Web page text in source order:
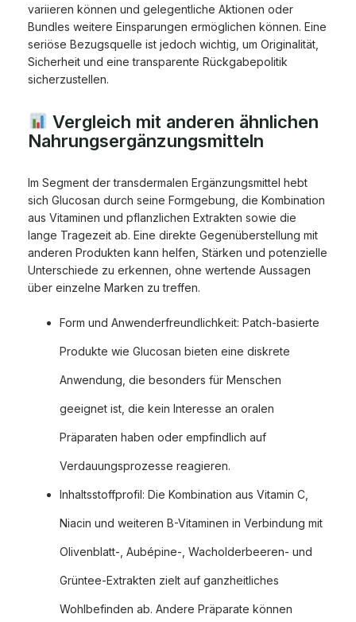
variieren können und gelegentliche Aktionen oder
Bundles weitere Einsparungen ermöglichen können. Eine
seriöse Bezugsquelle ist jedoch wichtig, um Originalität,
Sicherheit und eine transparente Rückgabepolitik
sicherzustellen.
Vergleich mit anderen ähnlichen
Nahrungsergänzungsmitteln
Im Segment der transdermalen Ergänzungsmittel hebt
sich Glucosan durch seine Formgebung, die Kombination
aus Vitaminen und pflanzlichen Extrakten sowie die
lange Tragezeit ab. Eine direkte Gegenüberstellung mit
anderen Produkten kann helfen, Stärken und potenzielle
Unterschiede zu erkennen, ohne wertende Aussagen
über einzelne Marken zu treffen.
Form und Anwenderfreundlichkeit: Patch-basierte
Produkte wie Glucosan bieten eine diskrete
Anwendung, die besonders für Menschen
geeignet ist, die kein Interesse an oralen
Präparaten haben oder empfindlich auf
Verdauungsprozesse reagieren.
Inhaltsstoffprofil: Die Kombination aus Vitamin C,
Niacin und weiteren B-Vitaminen in Verbindung mit
Olivenblatt-, Aubépine-, Wacholderbeeren- und
Grüntee-Extrakten zielt auf ganzheitliches
Wohlbefinden ab. Andere Präparate können